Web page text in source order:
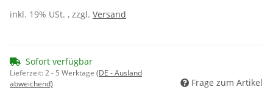
inkl. 19% USt. , zzgl. Versand
Sofort verfügbar
Lieferzeit:2 - 5 Werktage (DE - Ausland
abweichend)
Frage zum Artikel